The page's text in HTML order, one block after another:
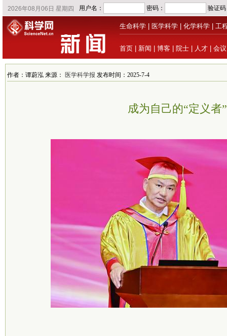
生命科学 医学科学 化学科学 工
首页 新闻 博客 院士 人才 会议
作者：谭蔚泓 来源： 医学科学报 发布时间：2025-7-4
成为自己的“定义者”